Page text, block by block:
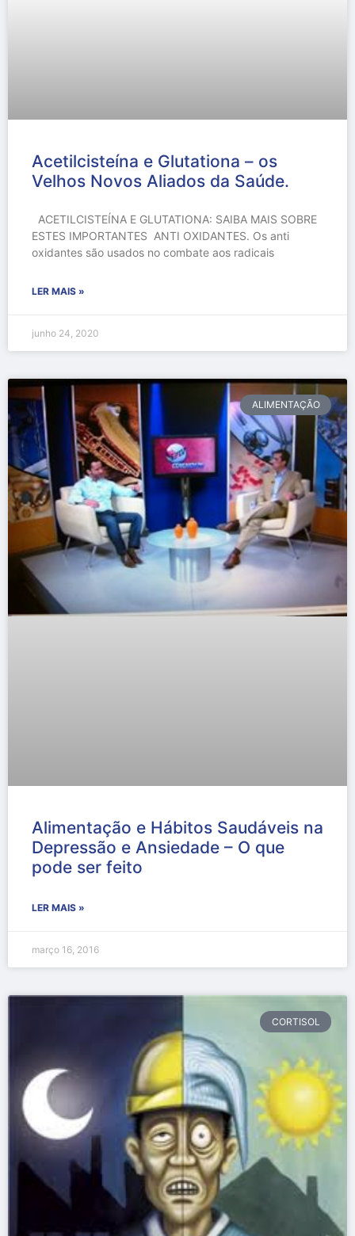
Acetilcisteína e Glutationa – os
Velhos Novos Aliados da Saúde.
ACETILCISTEÍNA E GLUTATIONA: SAIBA MAIS SOBRE
ESTES IMPORTANTES ANTI OXIDANTES. Os anti
oxidantes são usados no combate aos radicais
LER MAIS »
junho 24, 2020
ALIMENTAÇÃO
Alimentação e Hábitos Saudáveis na
Depressão e Ansiedade – O que
pode ser feito
LER MAIS »
março 16, 2016
CORTISOL